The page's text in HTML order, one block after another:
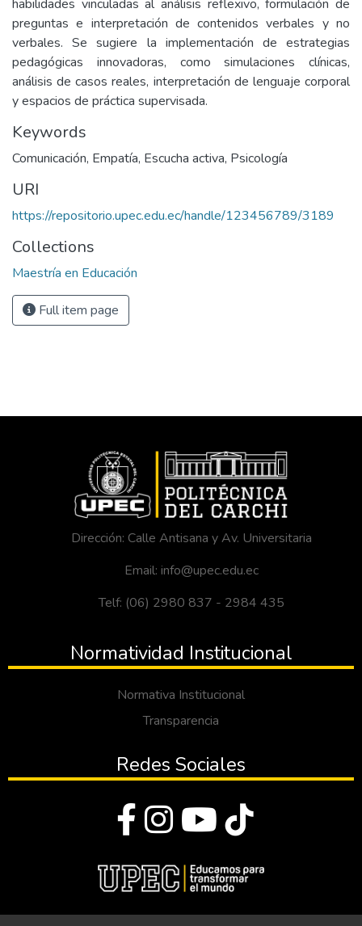
habilidades vinculadas al análisis reflexivo, formulación de
preguntas e interpretación de contenidos verbales y no
verbales. Se sugiere la implementación de estrategias
pedagógicas innovadoras, como simulaciones clínicas,
análisis de casos reales, interpretación de lenguaje corporal
y espacios de práctica supervisada.
Keywords
Comunicación, Empatía, Escucha activa, Psicología
URI
https://repositorio.upec.edu.ec/handle/123456789/3189
Collections
Maestría en Educación
Full item page
Dirección: Calle Antisana y Av. Universitaria
Email: info@upec.edu.ec
Telf: (06) 2980 837 - 2984 435
Normatividad Institucional
Normativa Institucional
Transparencia
Redes Sociales